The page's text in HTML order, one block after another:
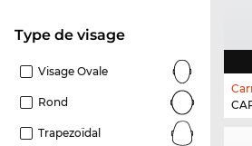
Type de visage
Visage Ovale
Rond
Trapezoïdal